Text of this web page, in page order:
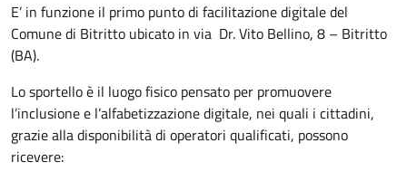
E’ in funzione il primo punto di facilitazione digitale del
Comune di Bitritto ubicato in via Dr. Vito Bellino, 8 – Bitritto
(BA).
Lo sportello è il luogo fisico pensato per promuovere
l’inclusione e l’alfabetizzazione digitale, nei quali i cittadini,
grazie alla disponibilità di operatori qualificati, possono
ricevere: